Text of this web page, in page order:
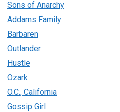
Sons of Anarchy
Addams Family
Barbaren
Outlander
Hustle
Ozark
O.C., California
Gossip Girl